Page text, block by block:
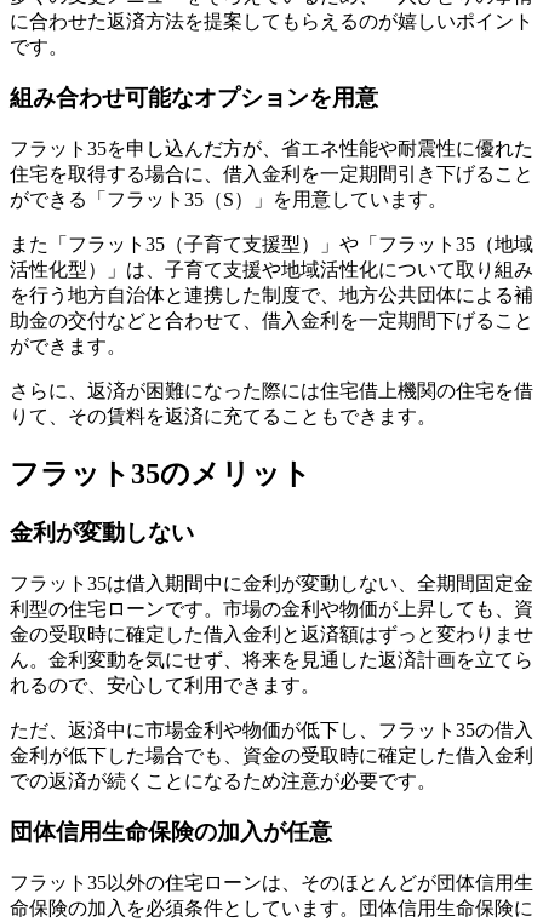
に合わせた返済方法を提案してもらえるのが嬉しいポイント
です。
組み合わせ可能なオプションを用意
フラット35を申し込んだ方が、省エネ性能や耐震性に優れた
住宅を取得する場合に、借入金利を一定期間引き下げること
ができる「フラット35（S）」を用意しています。
また「フラット35（子育て支援型）」や「フラット35（地域
活性化型）」は、子育て支援や地域活性化について取り組み
を行う地方自治体と連携した制度で、地方公共団体による補
助金の交付などと合わせて、借入金利を一定期間下げること
ができます。
さらに、返済が困難になった際には住宅借上機関の住宅を借
りて、その賃料を返済に充てることもできます。
フラット35のメリット
金利が変動しない
フラット35は借入期間中に金利が変動しない、全期間固定金
利型の住宅ローンです。市場の金利や物価が上昇しても、資
金の受取時に確定した借入金利と返済額はずっと変わりませ
ん。金利変動を気にせず、将来を見通した返済計画を立てら
れるので、安心して利用できます。
ただ、返済中に市場金利や物価が低下し、フラット35の借入
金利が低下した場合でも、資金の受取時に確定した借入金利
での返済が続くことになるため注意が必要です。
団体信用生命保険の加入が任意
フラット35以外の住宅ローンは、そのほとんどが団体信用生
命保険の加入を必須条件としています。団体信用生命保険に